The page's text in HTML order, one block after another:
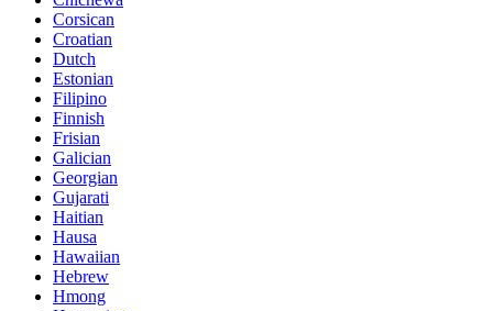
Corsican
Croatian
Dutch
Estonian
Filipino
Finnish
Frisian
Galician
Georgian
Gujarati
Haitian
Hausa
Hawaiian
Hebrew
Hmong